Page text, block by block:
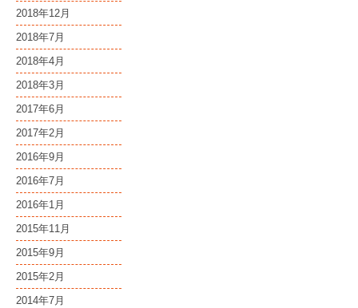
2018年12月
2018年7月
2018年4月
2018年3月
2017年6月
2017年2月
2016年9月
2016年7月
2016年1月
2015年11月
2015年9月
2015年2月
2014年7月